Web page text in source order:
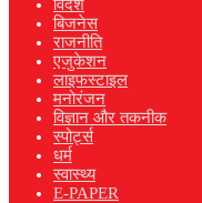
विदेश
बिजनेस
राजनीति
एजुकेशन
लाइफस्टाइल
मनोरंजन
विज्ञान और तकनीक
स्पोर्ट्स
धर्म
स्वास्थ्य
E-PAPER